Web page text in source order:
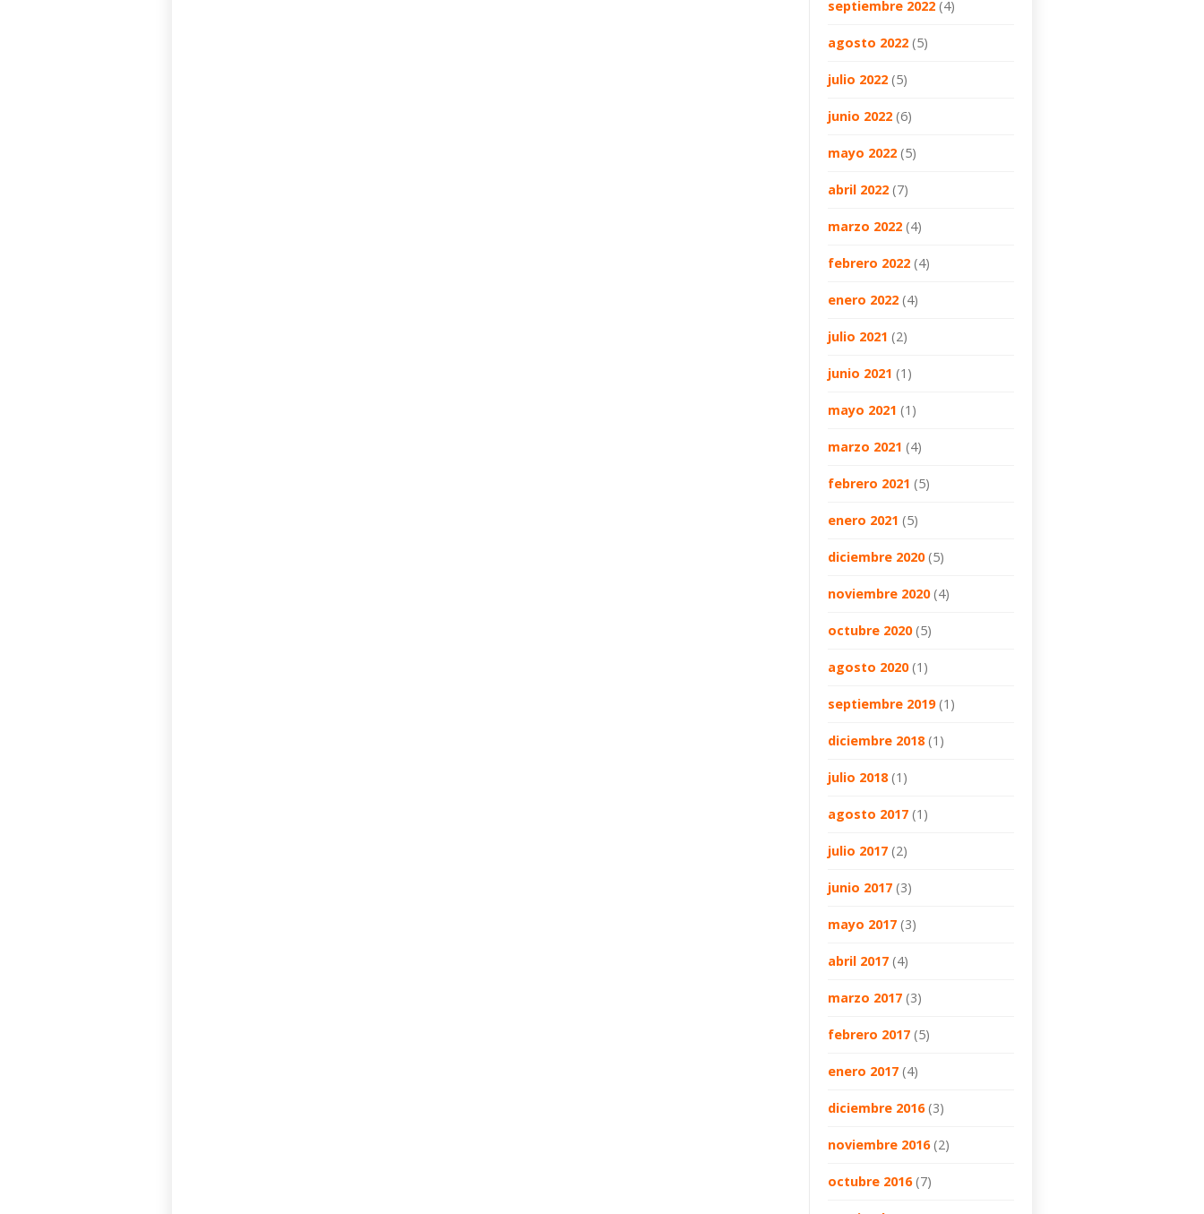
septiembre 2022 (4)
agosto 2022 (5)
julio 2022 (5)
junio 2022 (6)
mayo 2022 (5)
abril 2022 (7)
marzo 2022 (4)
febrero 2022 (4)
enero 2022 (4)
julio 2021 (2)
junio 2021 (1)
mayo 2021 (1)
marzo 2021 (4)
febrero 2021 (5)
enero 2021 (5)
diciembre 2020(5)
noviembre 2020(4)
octubre 2020(5)
agosto 2020(1)
septiembre 2019(1)
diciembre 2018(1)
julio 2018(1)
agosto 2017 (1)
julio 2017 (2)
junio 2017 (3)
mayo 2017 (3)
abril 2017 (4)
marzo 2017 (3)
febrero 2017 (5)
enero 2017 (4)
diciembre 2016(3)
noviembre 2016(2)
octubre 2016(7)